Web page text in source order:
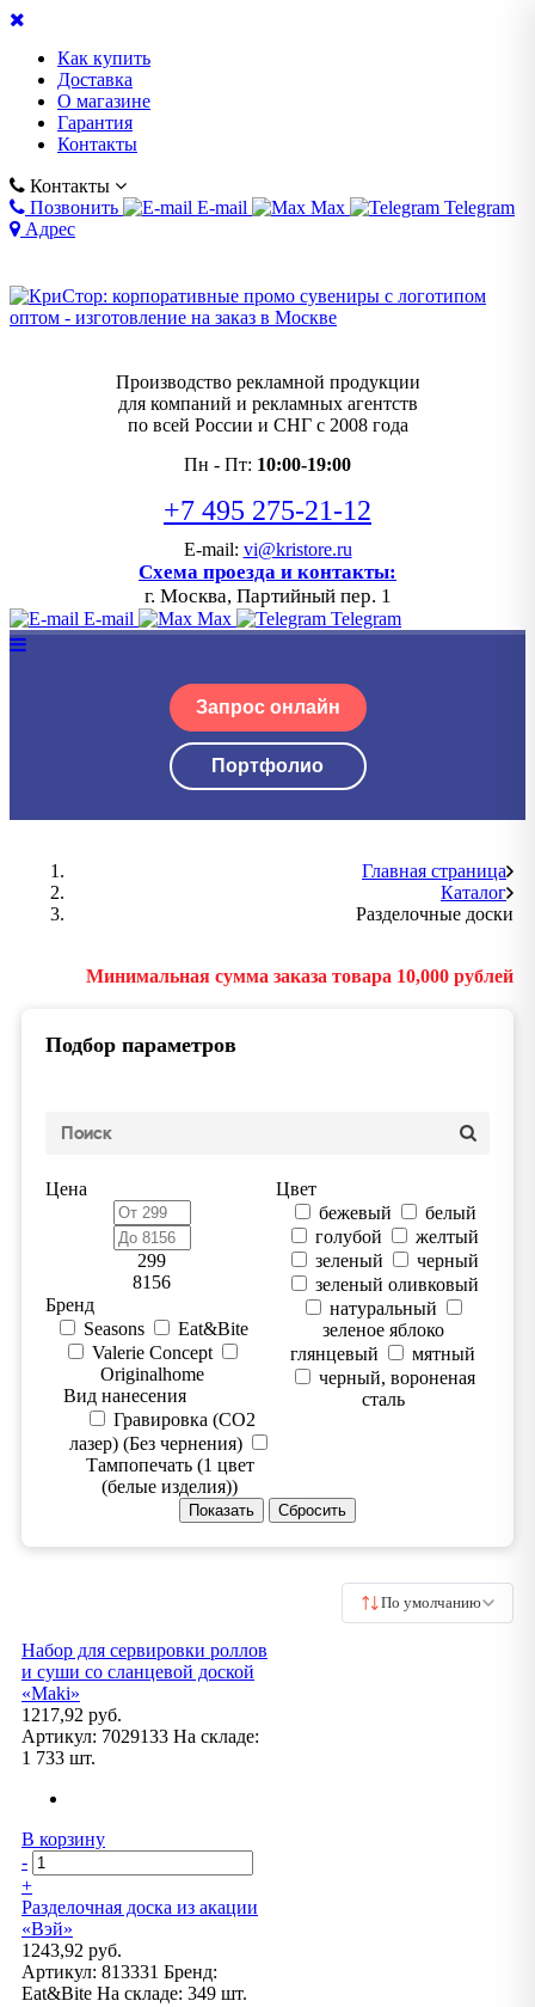
Как купить
Доставка
О магазине
Гарантия
Контакты
Контакты
Позвонить
E-mail Max
Telegram
Адрес
Производство рекламной продукции
для компаний и рекламных агентств
по всей России и СНГ с 2008 года
Пн - Пт: 10:00-19:00
+7 495 275-21-12
E-mail: vi@kristore.ru
Схема проезда и контакты:
г. Москва, Партийный пер. 1
E-mail Max Telegram
Запрос онлайн
Портфолио
Главная страница
Каталог
Разделочные доски
Минимальная сумма заказа товара 10,000 рублей
Подбор параметров
Цена
299
8156
Цвет
бежевый
белый
голубой
желтый
зеленый
черный
зеленый оливковый
натуральный
зеленое яблоко
глянцевый
мятный
черный, вороненая
сталь
Бренд
Seasons
Eat&Bite
Valerie Concept
Originalhome
Вид нанесения
Гравировка (CO2
лазер) (Без чернения)
Тампопечать (1 цвет
(белые изделия))
По умолчанию
Набор для сервировки роллов
и суши со сланцевой доской
«Maki»
1217,92 руб.
Артикул: 7029133 На складе:
1 733 шт.
В корзину
-
+
Разделочная доска из акации
«Вэй»
1243,92 руб.
Артикул: 813331 Бренд:
Eat&Bite На складе: 349 шт.